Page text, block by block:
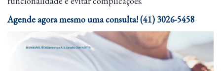
Agende agora mesmo uma consulta! (41) 3026-5458